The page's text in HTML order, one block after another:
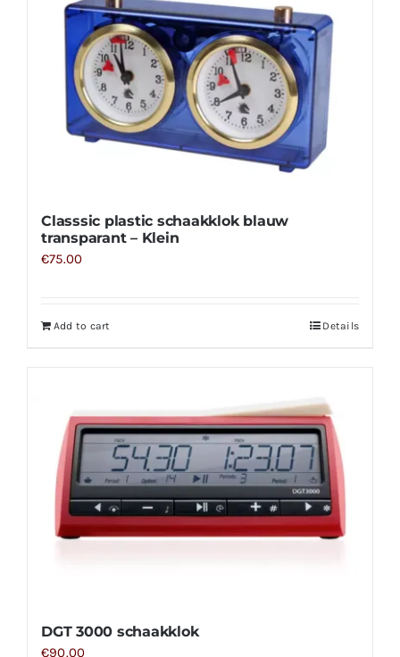
Classsic plastic schaakklok blauw
transparant – Klein
€75.00
Add to cart Details
DGT 3000 schaakklok
€90.00